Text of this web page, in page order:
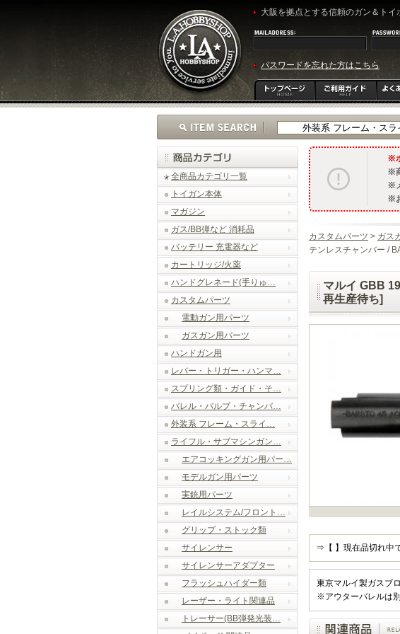
大阪を拠点とする信頼のガン＆トイ
パスワードを忘れた方はこちら
全商品カテゴリ一覧
トイガン本体
マガジン
ガス/BB弾など 消耗品
バッテリー 充電器など
カートリッジ/火薬
ハンドグレネード(手りゅ…
カスタムパーツ
電動ガン用パーツ
ガスガン用パーツ
ハンドガン用
レバー・トリガー・ハンマ…
スプリング類・ガイド・そ…
バレル・バルブ・チャンバ…
外装系 フレーム・スライ…
ライフル・サブマシンガン…
エアコッキングガン用パー…
モデルガン用パーツ
実銃用パーツ
レイルシステム/フロント…
グリップ・ストック類
サイレンサー
サイレンサーアダプター
フラッシュハイダー類
レーザー・ライト関連品
トレーサー(BB弾発光装…
カスタムパーツ > ガス
テンレスチャンバー /
マルイ GBB
再生産待ち]
⇒【 】現在品切れ中で
東京マルイ製ガスブ
※アウターバレルは別